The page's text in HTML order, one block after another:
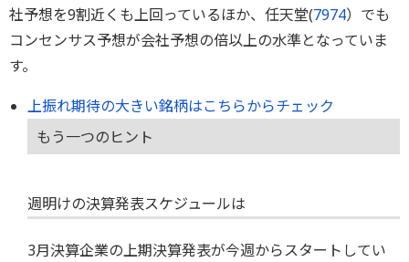
社予想を9割近くも上回っているほか、任天堂(7974）でも
コンセンサス予想が会社予想の倍以上の水準となっていま
す。
上振れ期待の大きい銘柄はこちらからチェック
もう一つのヒント
週明けの決算発表スケジュールは
3月決算企業の上期決算発表が今週からスタートしてい